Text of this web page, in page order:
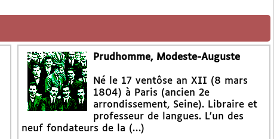
Prudhomme, Modeste-Auguste
Né le 17 ventôse an XII (8 mars
1804) à Paris (ancien 2e
arrondissement, Seine). Libraire et
professeur de langues. L’un des
neuf fondateurs de la (…)